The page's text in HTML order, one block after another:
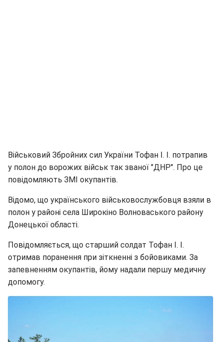
Військовий Збройних сил України Тофан І. І. потрапив
у полон до ворожих військ так званої "ДНР". Про це
повідомляють ЗМІ окупантів.
Відомо, що українського військовослужбовця взяли в
полон у районі села Широкіно Волноваського району
Донецької області.
Повідомляється, що старший солдат Тофан І. І.
отримав поранення при зіткненні з бойовиками. За
запевненням окупантів, йому надали першу медичну
допомогу.